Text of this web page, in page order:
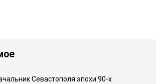
Севастополя эпохи 90-х